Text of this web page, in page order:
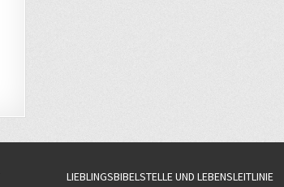
LIEBLINGSBIBELSTELLE UND LEBENSLEITLINIE